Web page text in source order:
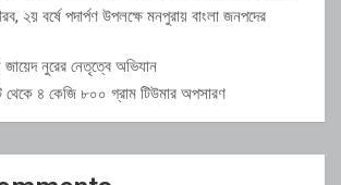
২য় বর্ষে পদার্পণ উপলক্ষে মনপুরায় বাংলা জনপদের
নুরের নেতৃত্বে অভিযান
থেকে ৪ কেজি ৮০০ গ্রাম টিউমার অপসারণ